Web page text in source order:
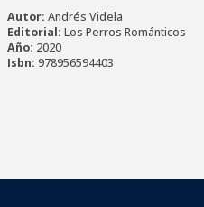
Autor: Andrés Videla
Editorial: Los Perros Románticos
Año: 2020
Isbn: 978956594403